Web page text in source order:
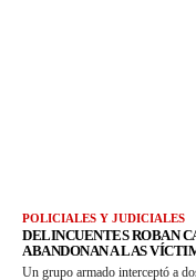
POLICIALES Y JUDICIALES
DELINCUENTES ROBAN
ABANDONAN A LAS
Un grupo armado interceptó a